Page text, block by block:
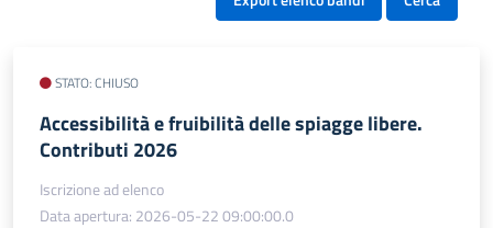
STATO: CHIUSO
Accessibilità e fruibilità delle spiagge libere.
Contributi 2026
Iscrizione ad elenco
Data apertura: 2026-05-22 09:00:00.0